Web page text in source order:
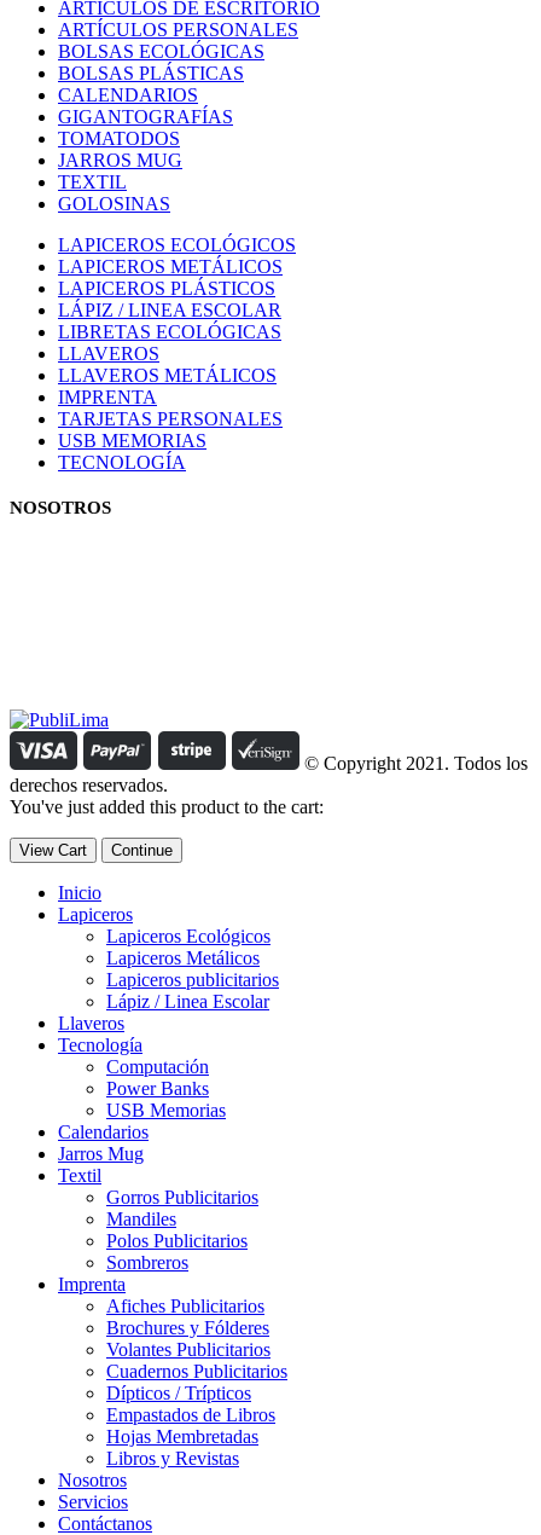
ARTÍCULOS DE ESCRITORIO
ARTÍCULOS PERSONALES
BOLSAS ECOLÓGICAS
BOLSAS PLÁSTICAS
CALENDARIOS
GIGANTOGRAFÍAS
TOMATODOS
JARROS MUG
TEXTIL
GOLOSINAS
LAPICEROS ECOLÓGICOS
LAPICEROS METÁLICOS
LAPICEROS PLÁSTICOS
LÁPIZ / LINEA ESCOLAR
LIBRETAS ECOLÓGICAS
LLAVEROS
LLAVEROS METÁLICOS
IMPRENTA
TARJETAS PERSONALES
USB MEMORIAS
TECNOLOGÍA
NOSOTROS
© Copyright 2021. Todos los
derechos reservados.
You've just added this product to the cart:
View Cart Continue
Inicio
Lapiceros
Lapiceros Ecológicos
Lapiceros Metálicos
Lapiceros publicitarios
Lápiz / Linea Escolar
Llaveros
Tecnología
Computación
Power Banks
USB Memorias
Calendarios
Jarros Mug
Textil
Gorros Publicitarios
Mandiles
Polos Publicitarios
Sombreros
Imprenta
Afiches Publicitarios
Brochures y Fólderes
Volantes Publicitarios
Cuadernos Publicitarios
Dípticos / Trípticos
Empastados de Libros
Hojas Membretadas
Libros y Revistas
Nosotros
Servicios
Contáctanos